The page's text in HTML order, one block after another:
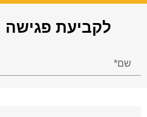
לקביעת פגישה